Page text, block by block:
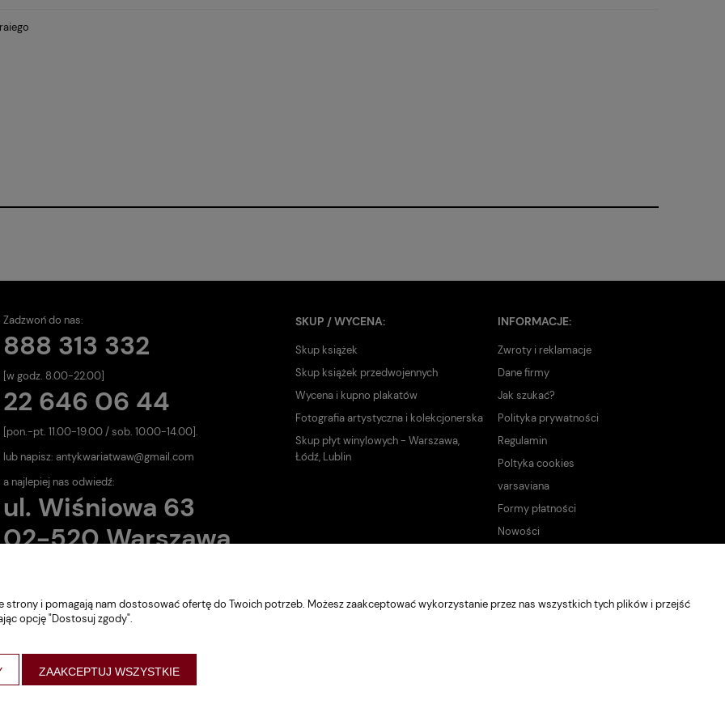
Zadzwoń do nas:
888 313 332
[w godz. 8.00-22.00]
22 646 06 44
[pon.-pt. 11.00-19.00 / sob. 10.00-14.00].
lub napisz: antykwariatwaw@gmail.com
a najlepiej nas odwiedź:
ul. Wiśniowa 63
02-520 Warszawa
SKUP / WYCENA:
Skup książek
Skup książek przedwojennych
Wycena i kupno plakatów
Fotografia artystyczna i kolekcjonerska
Skup płyt winylowych - Warszawa,
Łódź, Lublin
INFORMACJE:
Zwroty i reklamacje
Dane firmy
Jak szukać?
Polityka prywatności
Regulamin
Poltyka cookies
varsaviana
Formy płatności
Nowości
strony i pomagają nam dostosować ofertę do Twoich potrzeb. Możesz zaakceptować wykorzystanie przez nas wszystkich tych plików i przejść
opcję "Dostosuj zgody".
ZAAKCEPTUJ WSZYSTKIE